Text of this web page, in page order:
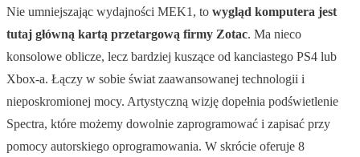
Nie umniejszając wydajności MEK1, to wygląd komputera jest
tutaj główną kartą przetargową firmy Zotac. Ma nieco
konsolowe oblicze, lecz bardziej kuszące od kanciastego PS4 lub
Xbox-a. Łączy w sobie świat zaawansowanej technologii i
nieposkromionej mocy. Artystyczną wizję dopełnia podświetlenie
Spectra, które możemy dowolnie zaprogramować i zapisać przy
pomocy autorskiego oprogramowania. W skrócie oferuje 8